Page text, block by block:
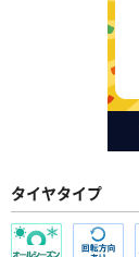
タイヤタイプ